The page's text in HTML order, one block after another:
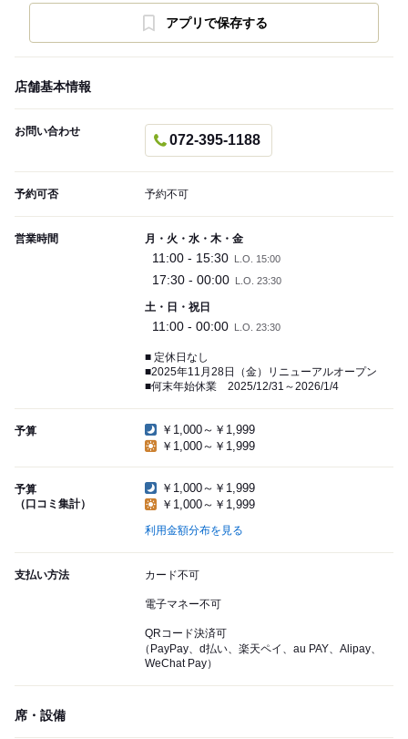
アプリで保存する
店舗基本情報
お問い合わせ
072-395-1188
予約可否 予約不可
営業時間 月・火・水・木・金
11:00 - 15:30 L.O. 15:00
17:30 - 00:00 L.O. 23:30
土・日・祝日
11:00 - 00:00 L.O. 23:30
■ 定休日なし
■2025年11月28日（金）リニューアルオープン
■何末年始休業 2025/12/31～2026/1/4
予算
￥1,000～￥1,999
￥1,000～￥1,999
予算
（口コミ集計）
￥1,000～￥1,999
￥1,000～￥1,999
利用金額分布を見る
支払い方法 カード不可
電子マネー不可
QRコード決済可
（PayPay、d払い、楽天ペイ、au PAY、Alipay、
WeChat Pay）
席・設備